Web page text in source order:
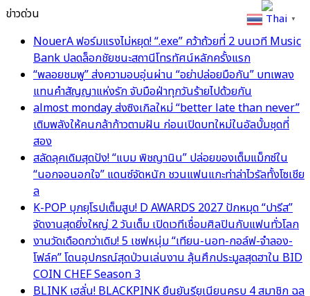
ข่าวด่วน
NouerA ฟอร์มแรงไม่หยุด! “.exe” คว้าถ้วยที่ 2 บนเวที Music
Bank ปลดล็อกชัยชนะสถานีโทรทัศน์หลักครั้งแรก
“พลอยชมพู” ส่งความอบอุ่นผ่าน “อย่าปล่อยมือกัน” บทเพลง
แทนคำสัญญาแห่งรัก จับมือฝ่าทุกวันร้ายไปด้วยกัน
almost monday ส่งซิงเกิลใหม่ “better late than never”
เติมพลังให้คนกล้าก้าวตามฝัน ก่อนเปิดบทใหม่ในอัลบั้มชุดที่
สอง
สลัดลุคเดิมสุดปัง! “แบม พิชญานิน” ปล่อยของเต็มแม็กซ์ใน
“นอกจอนอกใจ” แดนซ์จัดหนัก ชวนแฟนแกะท่าล่าไวรัลทั้งโซเชีย
ล
K-POP บุกยุโรปเต็มสูบ! D AWARDS 2027 ปักหมุด “ปารีส”
จัดงานสุดยิ่งใหญ่ 2 วันเต็ม เปิดเวทีเชื่อมศิลปินกับแฟนทั่วโลก
งานวัดเดือดกว่าเดิม! 5 เชฟหนุ่ม “เทียน-นอท-กอล์ฟ-จำลอง-
โฟล์ค” โดนอุปกรณ์สุดป่วนเล่นงาน ลุ้นศึกประมูลสุดฮาใน BID
COIN CHEF Season 3
BLINK เฮลั่น! BLACKPINK ยืนยันรียูเนียนครบ 4 สมาชิก ฉล
Thai ▼